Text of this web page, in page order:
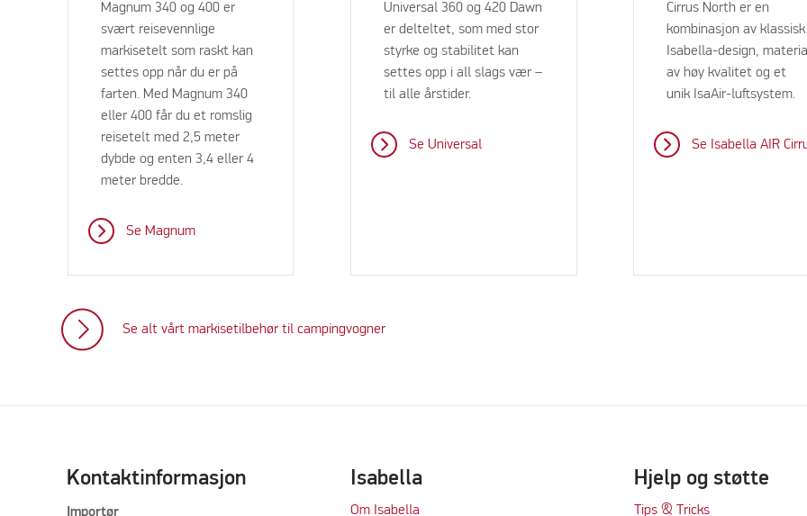
Magnum 340 og 400 er
svært reisevennlige
markisetelt som raskt kan
settes opp når du er på
farten. Med Magnum 340
eller 400 får du et romslig
reisetelt med 2,5 meter
dybde og enten 3,4 eller 4
meter bredde.
Se Magnum
Universal 360 og 420 Dawn
er delteltet, som med stor
styrke og stabilitet kan
settes opp i all slags vær –
til alle årstider.
Se Universal
Cirrus North er en
kombinasjon av klassisk
Isabella-design,
av høy kvalitet og et
unik IsaAir-luftsystem.
Se Isabella AIR
Se alt vårt markisetilbehør til campingvogner
Kontaktinformasjon
Importør
Isabella
Om Isabella
Hjelp og støtte
Tips & Tricks